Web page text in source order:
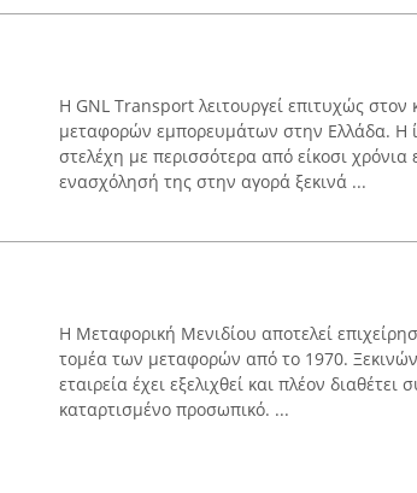
Η GNL Transport λειτουργεί επιτυχώς
μεταφορών εμπορευμάτων στην Ελλάδα. Η
στελέχη με περισσότερα από είκοσι
ενασχόλησή της στην αγορά ξεκινά ...
Η Μεταφορική Μενιδίου αποτελεί
τομέα των μεταφορών από το 1970.
εταιρεία έχει εξελιχθεί και πλέον
καταρτισμένο προσωπικό. ...